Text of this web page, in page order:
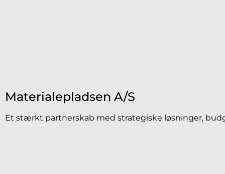
Materialepladsen A/S
Et stærkt partnerskab med strategiske løsninger,